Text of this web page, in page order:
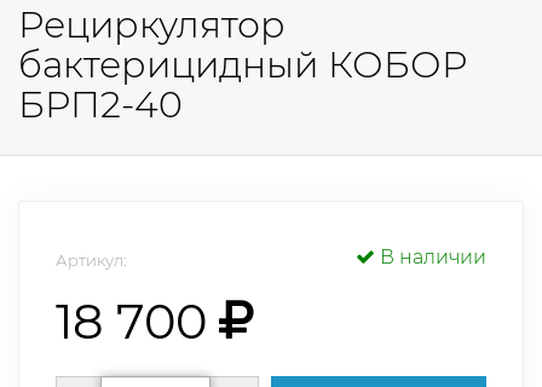
Рециркулятор
бактерицидный КОБОР
БРП2-40
Артикул: В наличии
18 700